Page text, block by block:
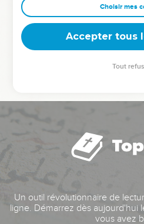
clés pour avancer avec plus de
deviennent vos tremplins. Que
équipe, un groupe ou une
Un outil révolutionnaire de
ligne. Démarrez dès aujourd'hui
vous avez
Choisir mes
Accepter tous
Tout